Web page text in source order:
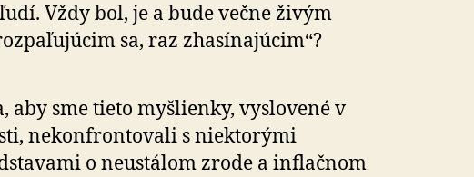
Vždy bol, je a bude večne živým
sa, raz zhasínajúcim“?
aby sme tieto myšlienky, vyslovené v
nekonfrontovali s niektorými
o neustálom zrode a inflačnom